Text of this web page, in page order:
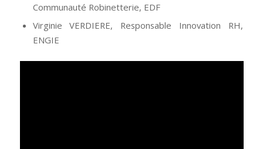
Communauté Robinetterie, EDF
Virginie VERDIERE, Responsable Innovation RH,
ENGIE